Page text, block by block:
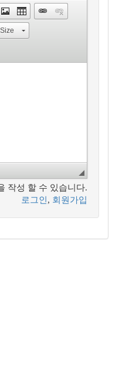
Size
작성 할 수 있습니다.
로그인 , 회원가입